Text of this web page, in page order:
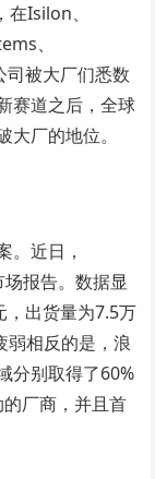
Isilon、
、
被大厂们悉数
赛道之后，全球
厂的地位。
。近日，
报告。数据显
，出货量为7.5万
弱相反的是，浪
分别取得了60%
厂商，并且首